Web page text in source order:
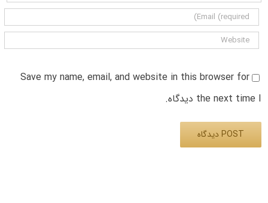
Save my name, email, and website in this browser for
the next time I دیدگاه.